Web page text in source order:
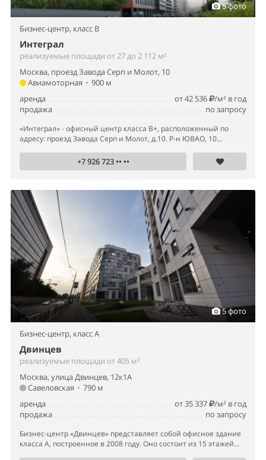
5 фото
Бизнес-центр, класс B
Интеграл
реализуемые площади от 27 до 2 112 м²
Москва, проезд Завода Серп и Молот, 10
Авиамоторная • 900 м
от 42 536
/м² в год
аренда
по запросу
продажа
«Интеграл» - офисный центр класса В+, расположенный по
адресу: проезд Завода Серп и Молот, д.10. Р-н ЮВАО, 10...
+7 926 723 •• ••
5 фото
Бизнес-центр, класс A
Двинцев
реализуемые площади от 405 м²
Москва, улица Двинцев, 12к1А
Савеловская • 790 м
от 35 337
/м² в год
аренда
по запросу
продажа
Бизнес-центр «Двинцев» представляет собой офисное здание
класса А, построенное в 2008 году. Оно состоит из 15 этажей...